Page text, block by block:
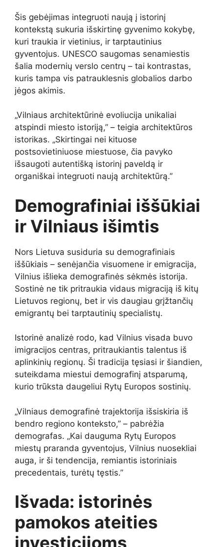
Šis gebėjimas integruoti naują į istorinį
kontekstą sukuria išskirtinę gyvenimo kokybę,
kuri traukia ir vietinius, ir tarptautinius
gyventojus. UNESCO saugomas senamiestis
šalia modernių verslo centrų – tai kontrastas,
kuris tampa vis patrauklesnis globalios darbo
jėgos akimis.
„Vilniaus architektūrinė evoliucija unikaliai
atspindi miesto istoriją,” – teigia architektūros
istorikas. „Skirtingai nei kituose
postsovietiniuose miestuose, čia pavyko
išsaugoti autentišką istorinį paveldą ir
organiškai integruoti naują architektūrą.”
Demografiniai iššūkiai
ir Vilniaus išimtis
Nors Lietuva susiduria su demografiniais
iššūkiais – senėjančia visuomene ir emigracija,
Vilnius išlieka demografinės sėkmės istorija.
Sostinė ne tik pritraukia vidaus migraciją iš kitų
Lietuvos regionų, bet ir vis daugiau grįžtančių
emigrantų bei tarptautinių specialistų.
Istorinė analizė rodo, kad Vilnius visada buvo
imigracijos centras, pritraukiantis talentus iš
aplinkinių regionų. Ši tradicija tęsiasi ir šiandien,
suteikdama miestui demografinį atsparumą,
kurio trūksta daugeliui Rytų Europos sostinių.
„Vilniaus demografinė trajektorija išsiskiria iš
bendro regiono konteksto,” – pabrėžia
demografas. „Kai dauguma Rytų Europos
miestų praranda gyventojus, Vilnius nuosekliai
auga, ir ši tendencija, remiantis istoriniais
precedentais, turėtų tęstis.”
Išvada: istorinės
pamokos ateities
investicijoms